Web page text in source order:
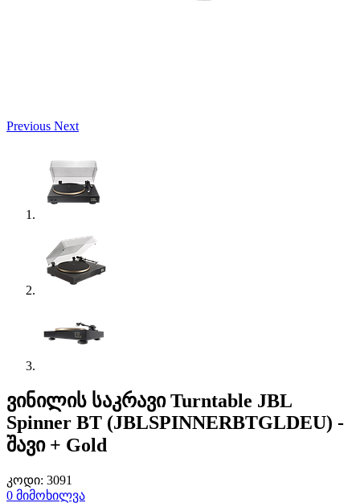
Previous Next
ვინილის საკრავი Turntable JBL
Spinner BT (JBLSPINNERBTGLDEU) -
შავი + Gold
კოდი: 3091
0 მიმოხილვა